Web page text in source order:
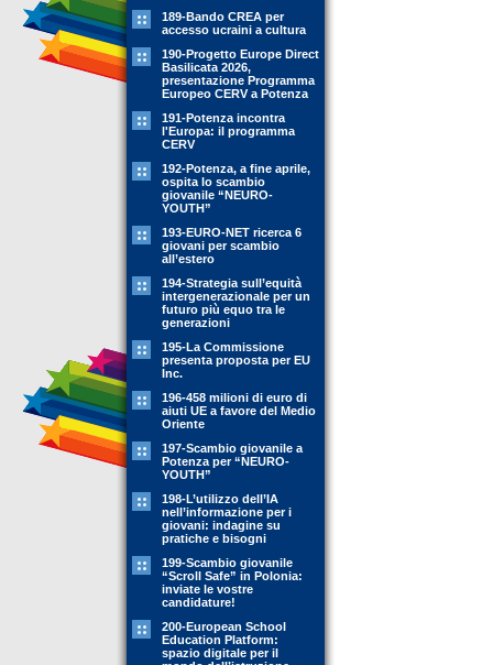
189-Bando CREA per
accesso ucraini a cultura
190-Progetto Europe Direct
Basilicata 2026,
presentazione Programma
Europeo CERV a Potenza
191-Potenza incontra
l'Europa: il programma
CERV
192-Potenza, a fine aprile,
ospita lo scambio
giovanile “NEURO-
YOUTH”
193-EURO-NET ricerca 6
giovani per scambio
all’estero
194-Strategia sull’equità
intergenerazionale per un
futuro più equo tra le
generazioni
195-La Commissione
presenta proposta per EU
Inc.
196-458 milioni di euro di
aiuti UE a favore del Medio
Oriente
197-Scambio giovanile a
Potenza per “NEURO-
YOUTH”
198-L’utilizzo dell’IA
nell’informazione per i
giovani: indagine su
pratiche e bisogni
199-Scambio giovanile
“Scroll Safe” in Polonia:
inviate le vostre
candidature!
200-European School
Education Platform:
spazio digitale per il